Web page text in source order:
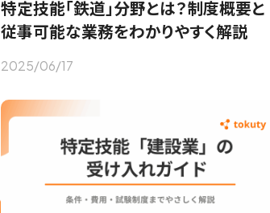
特定技能「鉄道」分野とは？制度概要と
従事可能な業務をわかりやすく解説
2025/06/17